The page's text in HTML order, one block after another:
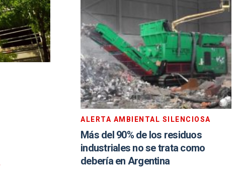
ALERTA AMBIENTAL SILENCIOSA
Más del 90% de los residuos
industriales no se trata como
debería en Argentina